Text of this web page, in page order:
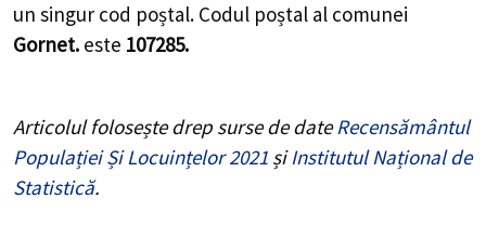
un singur cod poștal. Codul poștal al comunei
Gornet. este 107285.
Articolul folosește drep surse de dateRecensământul
Populației Și Locuințelor 2021 șiInstitutul Național de
Statistică.